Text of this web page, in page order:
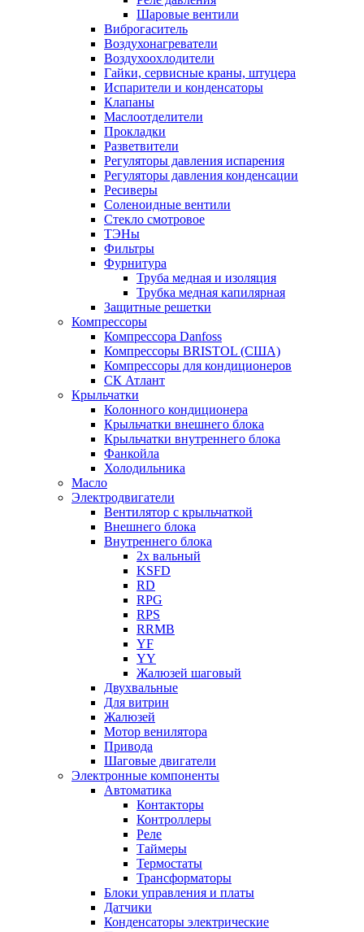
Шаровые вентили
Виброгаситель
Воздухонагреватели
Воздухоохлодители
Гайки, сервисные краны, штуцера
Испарители и конденсаторы
Клапаны
Маслоотделители
Прокладки
Разветвители
Регуляторы давления испарения
Регуляторы давления конденсации
Ресиверы
Соленоидные вентили
Стекло смотровое
ТЭНы
Фильтры
Фурнитура
Труба медная и изоляция
Трубка медная капилярная
Защитные решетки
Компрессоры
Компрессора Danfoss
Компрессоры BRISTOL (США)
Компрессоры для кондиционеров
СК Атлант
Крыльчатки
Колонного кондиционера
Крыльчатки внешнего блока
Крыльчатки внутреннего блока
Фанкойла
Холодильника
Масло
Электродвигатели
Вентилятор с крыльчаткой
Внешнего блока
Внутреннего блока
2х вальный
KSFD
RD
RPG
RPS
RRMB
YF
YY
Жалюзей шаговый
Двухвальные
Для витрин
Жалюзей
Мотор венилятора
Привода
Шаговые двигатели
Электронные компоненты
Автоматика
Контакторы
Контроллеры
Реле
Таймеры
Термостаты
Трансформаторы
Блоки управления и платы
Датчики
Конденсаторы электрические